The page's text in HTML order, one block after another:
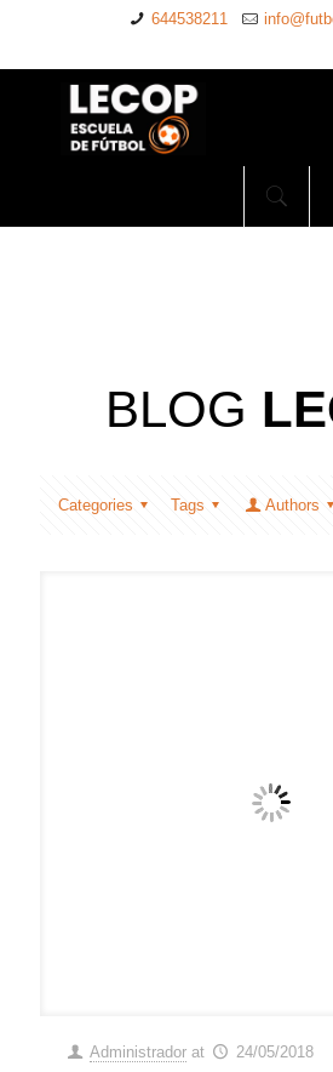
644538211
BLOG
Categories Tags Authors
Administrador at 24/05/2018